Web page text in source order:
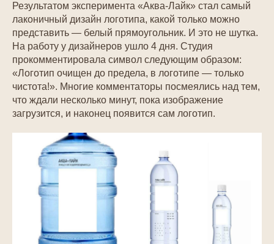
Результатом эксперимента «Аква-Лайк» стал самый
лаконичный дизайн логотипа, какой только можно
представить — белый прямоугольник. И это не шутка.
На работу у дизайнеров ушло 4 дня. Студия
прокомментировала символ следующим образом:
«Логотип очищен до предела, в логотипе — только
чистота!». Многие комментаторы посмеялись над тем,
что ждали несколько минут, пока изображение
загрузится, и наконец появится сам логотип.